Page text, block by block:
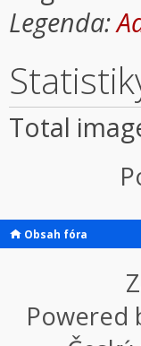
Legenda:
Total
Obsah fóra
Powered